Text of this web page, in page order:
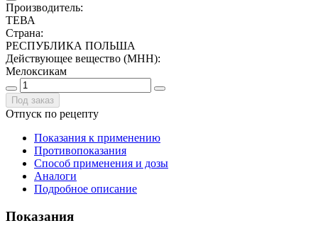
Производитель:
ТЕВА
Страна:
РЕСПУБЛИКА ПОЛЬША
Действующее вещество (МНН):
Мелоксикам
Под заказ
Отпуск по рецепту
Показания к применению
Противопоказания
Способ применения и дозы
Аналоги
Подробное описание
Показания